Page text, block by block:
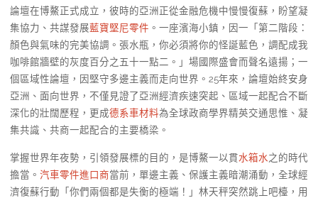
論壇在博鰲正式成立，彼時的亞洲正從金融危機中慢慢復蘇，盼望凝
集協力、共謀發展藍寶堅尼零件 。一座濱海小鎮，因一「第二階段：
顏色與氣味的完美協調。張水瓶，你必須將你的怪誕藍色，調配成我
咖啡館牆壁的灰度百分之五十一點二。」場國際盛會而聲名遠揚；一
個區域性論壇，因堅守多邊主義而走向世界。25年來，論壇始終安身
亞洲、面向世界，不僅見證了亞洲經濟疾速突起、區域一起配合不斷
深化的壯闊歷程，更成德系車材料為全球政商學界精英交通思惟、凝
集共識、共商一起配合的主要橋梁。
掌握世界年夜勢，引領發展標的目的，是博鰲一以貫水箱水之的時代
擔當。 汽車零件進口商當前，單邊主義、保護主義暗潮涌動，全球經
濟復蘇行動「你們兩個都是失衡的極端！」林天秤突然跳上吧檯，用